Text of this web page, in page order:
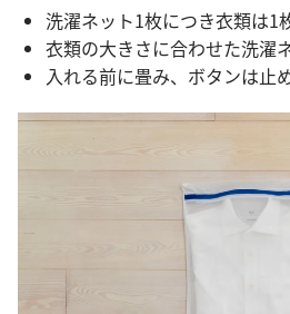
洗濯ネット1枚につき衣類は1
衣類の大きさに合わせた洗濯
入れる前に畳み、ボタンは止